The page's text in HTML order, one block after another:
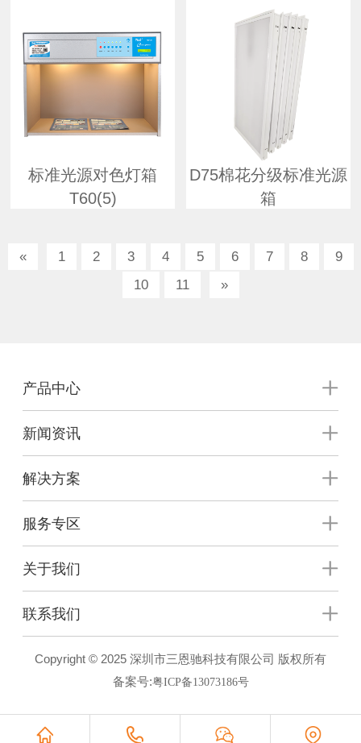
标准光源对色灯箱
T60(5)
D75棉花分级标准光源
箱
« 1 2 3 4 5 6 7 8
9
10
11 »
产品中心
新闻资讯
解决方案
服务专区
关于我们
联系我们
Copyright © 2025 深圳市三恩驰科技有限公司 版权所有
备案号:粤ICP备13073186号